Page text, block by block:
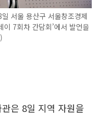
서울 용산구 서울창조경제
이 7회차 간담회’에서 발언을
은 8일 지역 자원을